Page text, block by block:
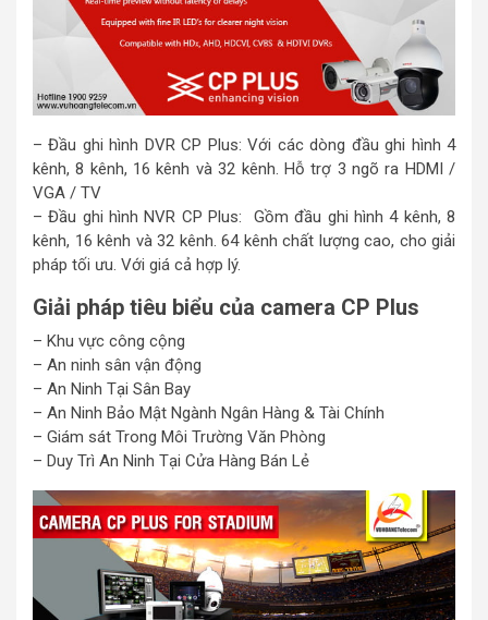
– Đầu ghi hình DVR CP Plus: Với các dòng đầu ghi hình 4
kênh, 8 kênh, 16 kênh và 32 kênh. Hỗ trợ 3 ngõ ra HDMI /
VGA / TV
– Đầu ghi hình NVR CP Plus: Gồm đầu ghi hình 4 kênh, 8
kênh, 16 kênh và 32 kênh. 64 kênh chất lượng cao, cho giải
pháp tối ưu. Với giá cả hợp lý.
Giải pháp tiêu biểu của camera CP Plus
– Khu vực công cộng
– An ninh sân vận động
– An Ninh Tại Sân Bay
– An Ninh Bảo Mật Ngành Ngân Hàng & Tài Chính
– Giám sát Trong Môi Trường Văn Phòng
– Duy Trì An Ninh Tại Cửa Hàng Bán Lẻ